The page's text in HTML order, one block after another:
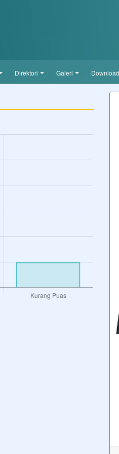
direktori galeri download